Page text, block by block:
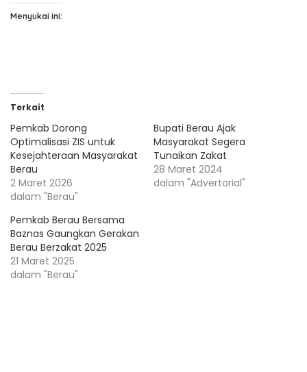
Menyukai ini:
Terkait
Pemkab Dorong
Optimalisasi ZIS untuk
Kesejahteraan Masyarakat
Berau
2 Maret 2026
dalam "Berau"
Bupati Berau Ajak
Masyarakat Segera
Tunaikan Zakat
28 Maret 2024
dalam "Advertorial"
Pemkab Berau Bersama
Baznas Gaungkan Gerakan
Berau Berzakat 2025
21 Maret 2025
dalam "Berau"